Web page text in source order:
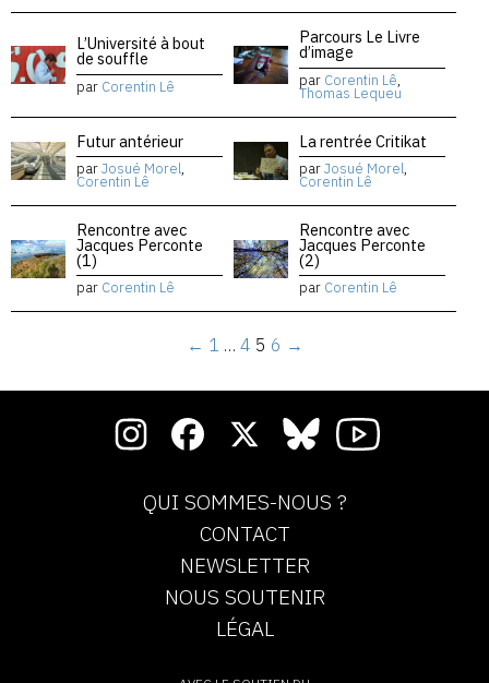
L’Université à bout
de souffle
par Corentin Lê
Parcours Le Livre
d’image
par Corentin Lê,
Thomas Lequeu
Futur antérieur
parJosué Morel,
Corentin Lê
La rentrée Critikat
parJosué Morel,
Corentin Lê
Rencontre avec
Jacques Perconte
(1)
par Corentin Lê
Rencontre avec
Jacques Perconte
(2)
par Corentin Lê
← 1 … 4 5 6 →
QUI SOMMES-NOUS ?
CONTACT
NEWSLETTER
NOUS SOUTENIR
LÉGAL